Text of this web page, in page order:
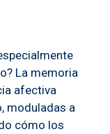
La memoria
afectiva
moduladas a
cómo los